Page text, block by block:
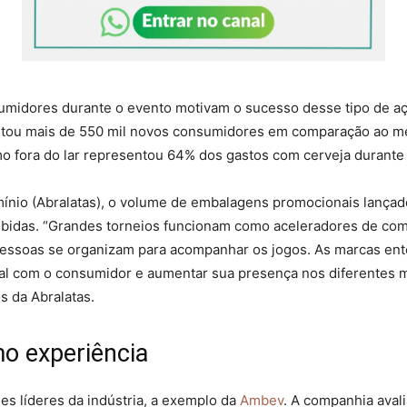
durante o evento motivam o sucesso desse tipo de
mais de 550 mil novos consumidores em comparação ao
fora do lar representou 64% dos gastos com cerveja
(Abralatas), o volume de embalagens promocionais
“Grandes torneios funcionam como aceleradores de
se organizam para acompanhar os jogos. As marcas
com o consumidor e aumentar sua presença nos diferentes
da Abralatas.
experiência
líderes da indústria, a exemplo da Ambev. A companhia